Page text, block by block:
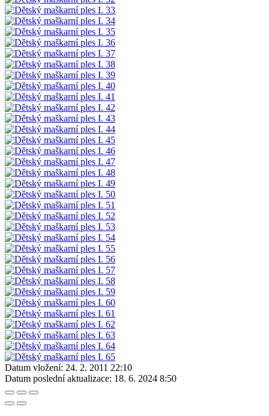
Datum vložení: 24. 2. 2011 22:10
Datum poslední aktualizace: 18. 6. 2024 8:50